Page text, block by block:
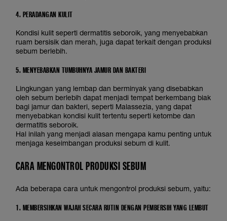
4. PERADANGAN KULIT
Kondisi kulit seperti dermatitis seboroik, yang menyebabkan
ruam bersisik dan merah, juga dapat terkait dengan produksi
sebum berlebih.
5. MENYEBABKAN TUMBUHNYA JAMUR DAN BAKTERI
Lingkungan yang lembap dan berminyak yang disebabkan
oleh sebum berlebih dapat menjadi tempat berkembang biak
bagi jamur dan bakteri, seperti Malassezia, yang dapat
menyebabkan kondisi kulit tertentu seperti ketombe dan
dermatitis seboroik.
Hal inilah yang menjadi alasan mengapa kamu penting untuk
menjaga keseimbangan produksi sebum di kulit.
CARA MENGONTROL PRODUKSI SEBUM
Ada beberapa cara untuk mengontrol produksi sebum, yaitu:
1. MEMBERSIHKAN WAJAH SECARA RUTIN DENGAN PEMBERSIH YANG LEMBUT